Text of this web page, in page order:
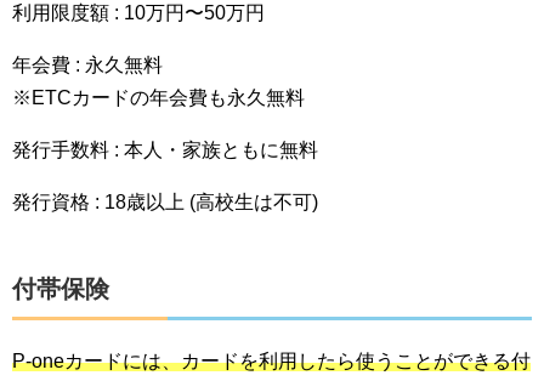
利用限度額 : 10万円〜50万円
年会費 : 永久無料
※ETCカードの年会費も永久無料
発行手数料 : 本人・家族ともに無料
発行資格 : 18歳以上 (高校生は不可)
付帯保険
P-oneカードには、カードを利用したら使うことができる付